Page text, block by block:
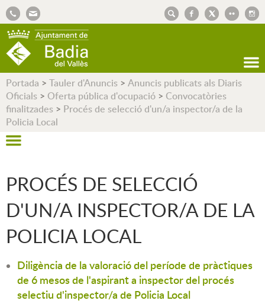
Portada > Tauler d'Anuncis > Anuncis publicats als Diaris
Oficials > Oferta pública d'ocupació > Convocatòries
finalitzades > Procés de selecció d'un/a inspector/a de la
Policia Local
PROCÉS DE SELECCIÓ
D'UN/A INSPECTOR/A DE LA
POLICIA LOCAL
Diligència de la valoració del període de pràctiques
de 6 mesos de l'aspirant a inspector del procés
selectiu d'inspector/a de Policia Local